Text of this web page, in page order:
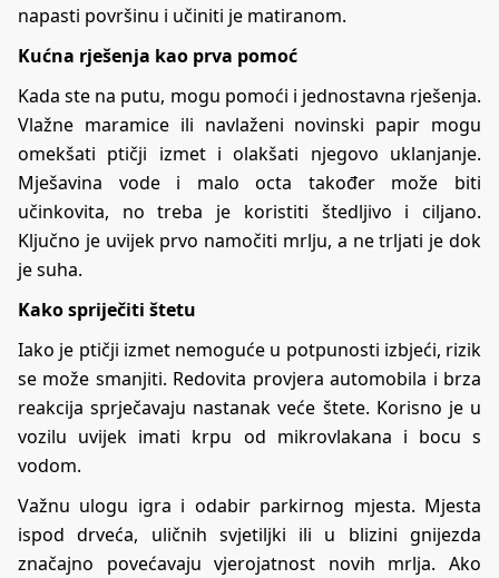
napasti površinu i učiniti je matiranom.
Kućna rješenja kao prva pomoć
Kada ste na putu, mogu pomoći i jednostavna rješenja.
Vlažne maramice ili navlaženi novinski papir mogu
omekšati ptičji izmet i olakšati njegovo uklanjanje.
Mješavina vode i malo octa također može biti
učinkovita, no treba je koristiti štedljivo i ciljano.
Ključno je uvijek prvo namočiti mrlju, a ne trljati je dok
je suha.
Kako spriječiti štetu
Iako je ptičji izmet nemoguće u potpunosti izbjeći, rizik
se može smanjiti. Redovita provjera automobila i brza
reakcija sprječavaju nastanak veće štete. Korisno je u
vozilu uvijek imati krpu od mikrovlakana i bocu s
vodom.
Važnu ulogu igra i odabir parkirnog mjesta. Mjesta
ispod drveća, uličnih svjetiljki ili u blizini gnijezda
značajno povećavaju vjerojatnost novih mrlja. Ako